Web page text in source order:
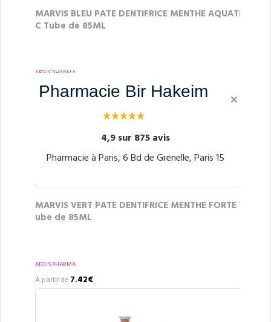
×
Pharmacie Bir Hakeim
4,9 sur 875 avis
Pharmacie à Paris, 6 Bd de Grenelle, Paris 15
MARVIS BLEU PATE DENTIFRICE MENTHE AQUATI
C Tube de 85ML
AEGIS PHARMA
À partir de7.42€
MARVIS VERT PATE DENTIFRICE MENTHE FORTE T
ube de 85ML
AEGIS PHARMA
À partir de 7.42€